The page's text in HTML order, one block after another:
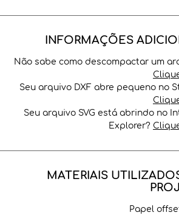
INFORMAÇÕES
Não sabe como descompactar um
Seu arquivo DXF abre pequeno no
Seu arquivo SVG está abrindo no
Explorer?
MATERIAIS
Papel